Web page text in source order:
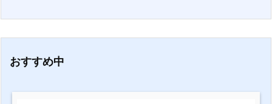
おすすめ中